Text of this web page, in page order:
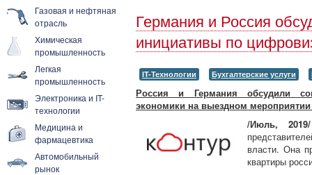
Газовая и нефтяная
отрасль
Химическая
промышленность
Легкая
промышленность
Электроника и IT-
технологии
Медицина и
фармацевтика
Автомобильный
рынок
Германия и Россия
инициативы по
IT-Технологии Бухгалтерские услуги
Россия и Германия обсудили
экономики на выездном мероприятии
/Июль, 2019/
власти. Она
квартиры